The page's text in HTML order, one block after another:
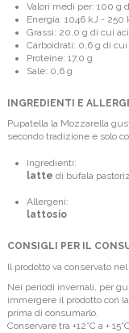
Valori medi per: 100 g
Energia: 1046 kJ - 250
Grassi: 20,0 g di cui
Carboidrati: 0,6 g di
Proteine: 17,0 g
Sale: 0,6 g
INGREDIENTI E
Pupatella la Mozzarella
secondo tradizione e solo
Ingredienti:
latte di bufala
Allergeni:
lattosio
CONSIGLI PER IL
Il prodotto va conservato
Nei periodi invernali, per
immergere il prodotto con
prima di consumarlo.
Conservare tra +12°C a +